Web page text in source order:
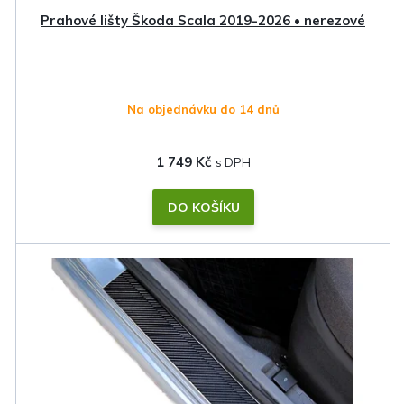
Prahové lišty Škoda Scala 2019-2026 • nerezové
Na objednávku do 14 dnů
1 749 Kč
DO KOŠÍKU